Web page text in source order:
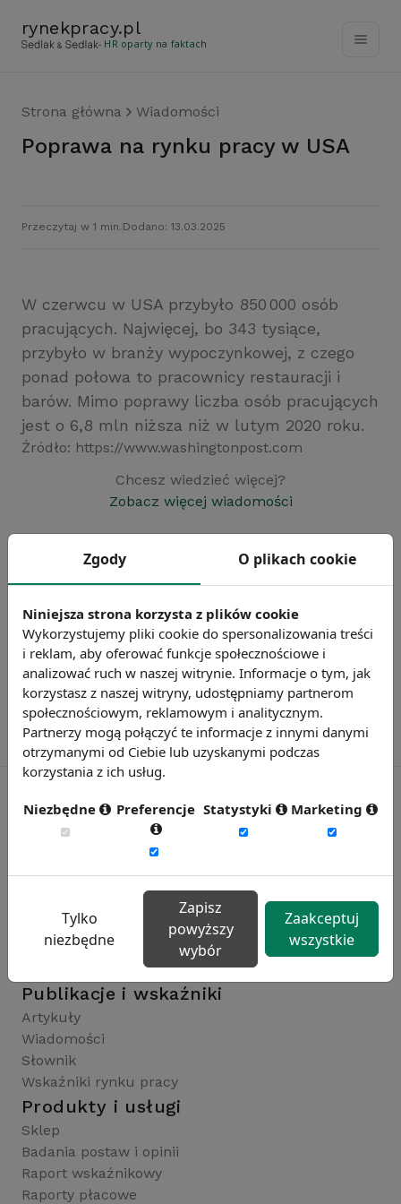
rynekpracy.pl
- HR oparty na faktach
Strona główna Wiadomości
Poprawa na rynku pracy w USA
Przeczytaj w 1 min. Dodano: 13.03.2025
W czerwcu w USA przybyło 850 000 osób
pracujących. Najwięcej, bo 343 tysiące,
przybyło w branży wypoczynkowej, z czego
ponad połowa to pracownicy restauracji i
barów. Mimo poprawy liczba osób pracujących
jest o 6,8 mln niższa niż w lutym 2020 roku.
Źródło: https://www.washingtonpost.com
Chcesz wiedzieć więcej?
Zobacz więcej wiadomości
Rynekpracy.pl
badaniaHR.pl
wskaznikiHR.pl
Publikacje i wskaźniki
Artykuły
Wiadomości
Słownik
Wskaźniki rynku pracy
Produkty i usługi
Sklep
Badania postaw i opinii
Raport wskaźnikowy
Raporty płacowe
Zgody O plikach cookie
Niniejsza strona korzysta z plików cookie
Wykorzystujemy pliki cookie do spersonalizowania treści
i reklam, aby oferować funkcje społecznościowe i
analizować ruch w naszej witrynie. Informacje o tym, jak
korzystasz z naszej witryny, udostępniamy partnerom
społecznościowym, reklamowym i analitycznym.
Partnerzy mogą połączyć te informacje z innymi danymi
otrzymanymi od Ciebie lub uzyskanymi podczas
korzystania z ich usług.
Niezbędne Preferencje Statystyki Marketing
Tylko
niezbędne
Zapisz
powyższy
wybór
Zaakceptuj
wszystkie